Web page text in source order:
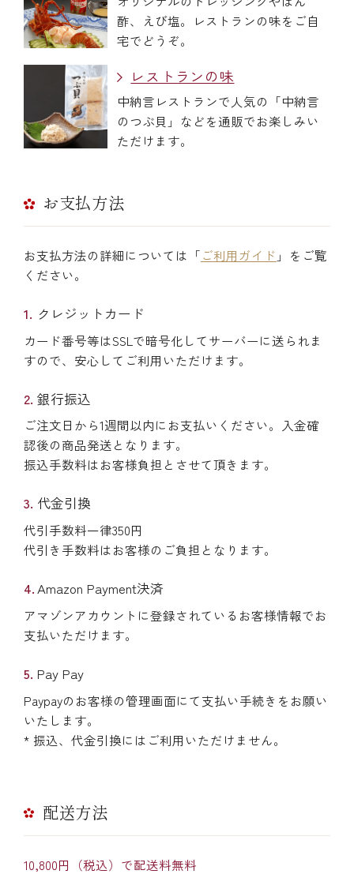
酢、えび塩。レストランの味をご自
宅でどうぞ。
レストランの味
中納言レストランで人気の「中納言
のつぶ貝」などを通販でお楽しみい
ただけます。
お支払方法
お支払方法の詳細については「ご利用ガイド 」をご覧
ください。
クレジットカード
カード番号等はSSLで暗号化してサーバーに送られま
すので、安心してご利用いただけます。
銀行振込
ご注文日から1週間以内にお支払いください。入金確
認後の商品発送となります。
振込手数料はお客様負担とさせて頂きます。
代金引換
代引手数料一律350円
代引き手数料はお客様のご負担となります。
Amazon Payment決済
アマゾンアカウントに登録されているお客様情報でお
支払いただけます。
Pay Pay
Paypayのお客様の管理画面にて支払い手続きをお願い
いたします。
* 振込、代金引換にはご利用いただけません。
配送方法
10,800円（税込）で配送料無料